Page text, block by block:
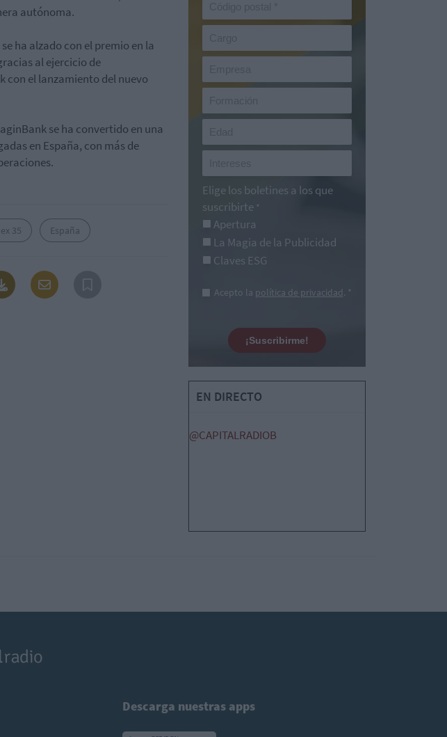
autónoma.
ha alzado con el premio en la
al ejercicio de
con el lanzamiento del nuevo
se ha convertido en una
en España, con más de
35 España
Elige los boletines a los que
suscribirte *
Apertura
La Magia de la Publicidad
Claves ESG
Acepto la política de privacidad. *
¡Suscribirme!
EN DIRECTO
@CAPITALRADIOB
Descarga nuestras apps